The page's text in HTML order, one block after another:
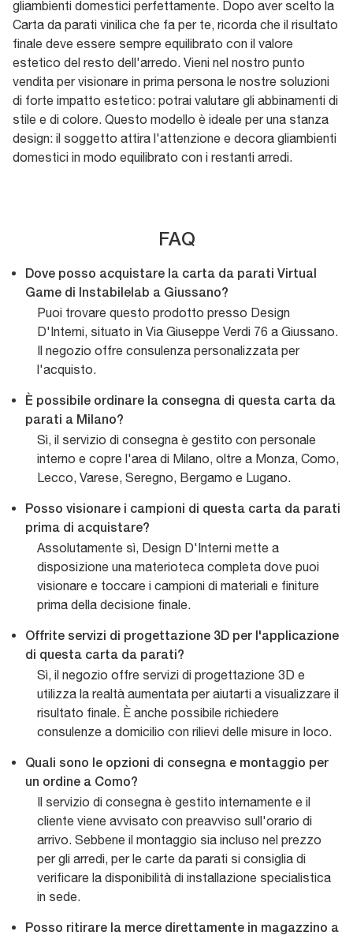
gliambienti domestici perfettamente. Dopo aver scelto la
Carta da parati vinilica che fa per te, ricorda che il risultato
finale deve essere sempre equilibrato con il valore
estetico del resto dell'arredo. Vieni nel nostro punto
vendita per visionare in prima persona le nostre soluzioni
di forte impatto estetico: potrai valutare gli abbinamenti di
stile e di colore. Questo modello è ideale per una stanza
design: il soggetto attira l'attenzione e decora gliambienti
domestici in modo equilibrato con i restanti arredi.
FAQ
Dove posso acquistare la carta da parati Virtual
Game di Instabilelab a Giussano?
Puoi trovare questo prodotto presso Design
D'Interni, situato in Via Giuseppe Verdi 76 a Giussano.
Il negozio offre consulenza personalizzata per
l'acquisto.
È possibile ordinare la consegna di questa carta da
parati a Milano?
Sì, il servizio di consegna è gestito con personale
interno e copre l'area di Milano, oltre a Monza, Como,
Lecco, Varese, Seregno, Bergamo e Lugano.
Posso visionare i campioni di questa carta da parati
prima di acquistare?
Assolutamente sì, Design D'Interni mette a
disposizione una materioteca completa dove puoi
visionare e toccare i campioni di materiali e finiture
prima della decisione finale.
Offrite servizi di progettazione 3D per l'applicazione
di questa carta da parati?
Sì, il negozio offre servizi di progettazione 3D e
utilizza la realtà aumentata per aiutarti a visualizzare il
risultato finale. È anche possibile richiedere
consulenze a domicilio con rilievi delle misure in loco.
Quali sono le opzioni di consegna e montaggio per
un ordine a Como?
Il servizio di consegna è gestito internamente e il
cliente viene avvisato con preavviso sull'orario di
arrivo. Sebbene il montaggio sia incluso nel prezzo
per gli arredi, per le carte da parati si consiglia di
verificare la disponibilità di installazione specialistica
in sede.
Posso ritirare la merce direttamente in magazzino a